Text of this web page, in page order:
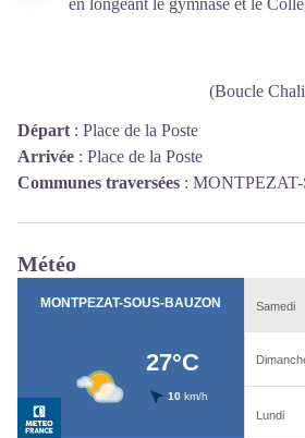
(Boucle
Départ : Place de la Poste
Arrivée : Place de la Poste
Communes traversées :
Météo